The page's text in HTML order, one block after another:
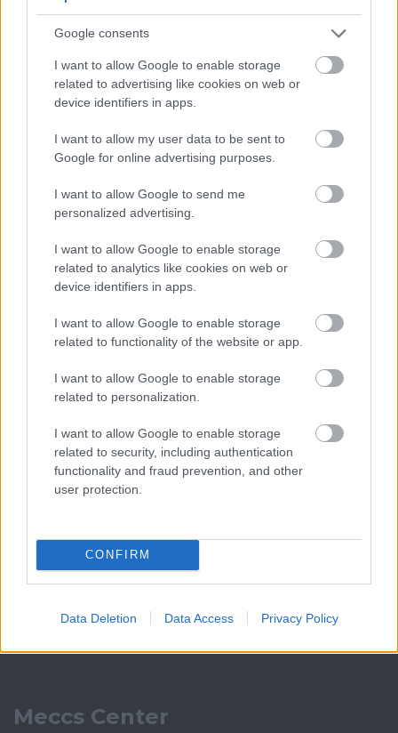
Google consents
I want to allow Google to enable storage
related to advertising like cookies on web or
device identifiers in apps.
I want to allow my user data to be sent to
Google for online advertising purposes.
I want to allow Google to send me
personalized advertising.
I want to allow Google to enable storage
related to analytics like cookies on web or
device identifiers in apps.
I want to allow Google to enable storage
related to functionality of the website or app.
I want to allow Google to enable storage
related to personalization.
I want to allow Google to enable storage
related to security, including authentication
functionality and fraud prevention, and other
user protection.
CONFIRM
Data Deletion Data Access Privacy Policy
Meccs Center